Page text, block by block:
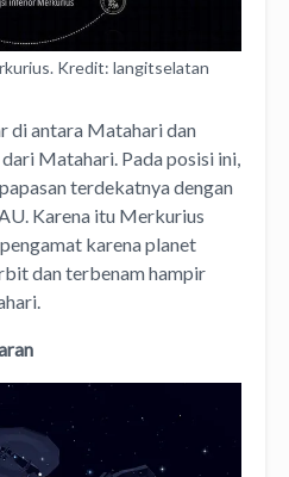
Kredit: langitselatan
di antara Matahari dan
Matahari. Pada posisi ini,
terdekatnya dengan
Karena itu Merkurius
karena planet
dan terbenam hampir